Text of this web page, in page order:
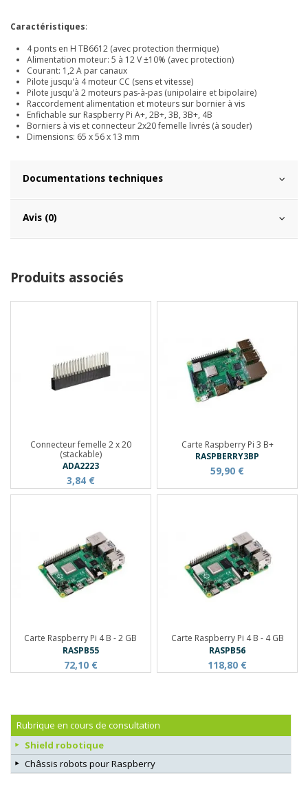
Caractéristiques:
4 ponts en H TB6612 (avec protection thermique)
Alimentation moteur: 5 à 12 V ±10% (avec protection)
Courant: 1,2 A par canaux
Pilote jusqu'à 4 moteur CC (sens et vitesse)
Pilote jusqu'à 2 moteurs pas-à-pas (unipolaire et bipolaire)
Raccordement alimentation et moteurs sur bornier à vis
Enfichable sur Raspberry Pi A+, 2B+, 3B, 3B+, 4B
Borniers à vis et connecteur 2x20 femelle livrés (à souder)
Dimensions: 65 x 56 x 13 mm
Documentations techniques
Avis (0)
Produits associés
Connecteur femelle 2 x 20
(stackable)
ADA2223
3,84 €
Carte Raspberry Pi 3 B+
RASPBERRY3BP
59,90 €
Carte Raspberry Pi 4 B - 2 GB
RASPB55
72,10 €
Carte Raspberry Pi 4 B - 4 GB
RASPB56
118,80 €
Rubrique en cours de consultation
Shield robotique
Châssis robots pour Raspberry